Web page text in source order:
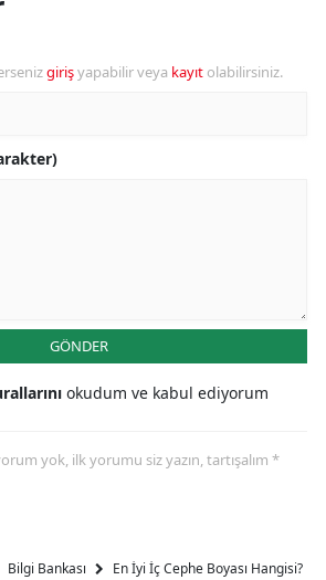
girişyapabilir veya kayıt olabilirsiniz.
GÖNDER
okudum ve kabul ediyorum
yok, ilk yorumu siz yazın, tartışalım *
Bilgi Bankası En İyi İç Cephe Boyası Hangisi?